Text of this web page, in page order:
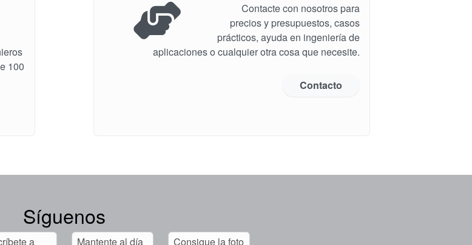
100
Contacte con nosotros para
precios y presupuestos, casos
prácticos, ayuda en ingeniería de
aplicaciones o cualquier otra cosa que necesite.
Contacto
Síguenos
a
Mantente al día
Consigue la foto